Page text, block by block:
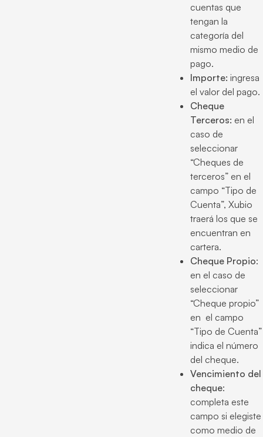
cuentas que
tengan la
categoría del
mismo medio de
pago.
Importe: ingresa
el valor del pago.
Cheque
Terceros: en el
caso de
seleccionar
“Cheques de
terceros” en el
campo “Tipo de
Cuenta”, Xubio
traerá los que se
encuentran en
cartera.
Cheque Propio:
en el caso de
seleccionar
“Cheque propio”
en el campo
“Tipo de Cuenta”
indica el número
del cheque.
Vencimiento del
cheque:
completa este
campo si elegiste
como medio de